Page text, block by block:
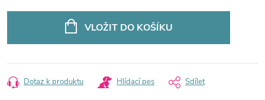
VLOŽIT DO KOŠÍKU
Dotaz k produktu Hlídací pes Sdílet